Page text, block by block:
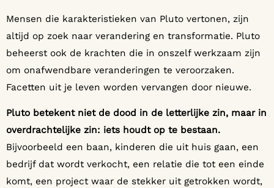
Mensen die karakteristieken van Pluto vertonen, zijn
altijd op zoek naar verandering en transformatie. Pluto
beheerst ook de krachten die in onszelf werkzaam zijn
om onafwendbare veranderingen te veroorzaken.
Facetten uit je leven worden vervangen door nieuwe.
Pluto betekent niet de dood in de letterlijke zin, maar in
overdrachtelijke zin: iets houdt op te bestaan.
Bijvoorbeeld een baan, kinderen die uit huis gaan, een
bedrijf dat wordt verkocht, een relatie die tot een einde
komt, een project waar de stekker uit getrokken wordt,